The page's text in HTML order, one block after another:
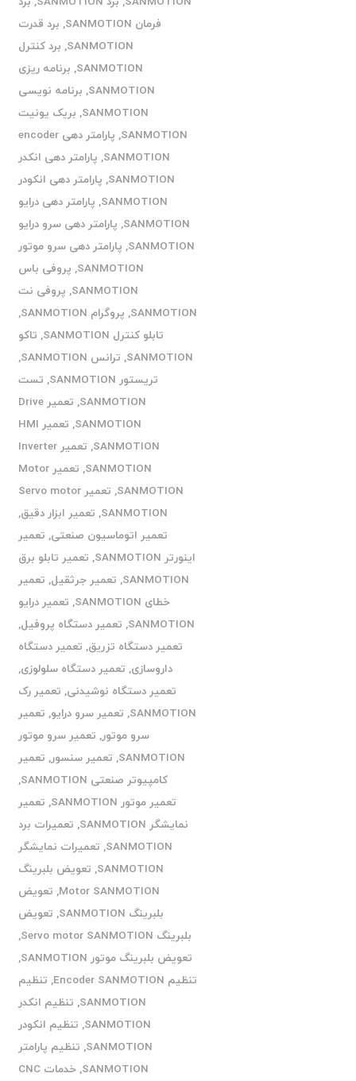
فرمان SANMOTION
, برد قدرت
SANMOTION
, برد کنترل
SANMOTION
, برنامه ریزی
SANMOTION
, برنامه نویسی
SANMOTION
, بریک یونیت
SANMOTION
,
پارامتر دهی encoder
SANMOTION
, پارامتر دهی انکدر
SANMOTION
, پارامتر دهی انکودر
SANMOTION
, پارامتر دهی درایو
SANMOTION
, پارامتر دهی سرو درایو
SANMOTION
, پارامتر دهی سرو موتور
SANMOTION
, پروفی باس
SANMOTION
, پروفی نت
SANMOTION
, پروگرام SANMOTION
,
تابلو کنترل SANMOTION
, تاکو
SANMOTION
, ترانس SANMOTION
,
تریستور SANMOTION
, تست
SANMOTION
,
تعمیر Drive
SANMOTION
,
تعمیر HMI
SANMOTION
,
تعمیر Inverter
SANMOTION
,
تعمیر Motor
SANMOTION
,
تعمیر Servo motor
SANMOTION
, تعمیر ابزار دقیق,
تعمیر اتوماسیون صنعتی, تعمیر
اینورتر SANMOTION
, تعمیر تابلو برق
SANMOTION
, تعمیر جرثقیل, تعمیر
خطای SANMOTION
, تعمیر درایو
SANMOTION
, تعمیر دستگاه پروفیل,
تعمیر دستگاه تزریق, تعمیر دستگاه
داروسازی, تعمیر دستگاه سلولوزی,
تعمیر دستگاه نوشیدنی, تعمیر رک
SANMOTION
, تعمیر سرو درایو, تعمیر
سرو موتور, تعمیر سرو موتور
SANMOTION
, تعمیر سنسور, تعمیر
کامپیوتر صنعتی SANMOTION
,
تعمیر موتور SANMOTION
, تعمیر
نمایشگر SANMOTION
, تعمیرات برد
SANMOTION
, تعمیرات نمایشگر
SANMOTION
, تعویض بلبرینگ
Motor SANMOTION
, تعویض
بلبرینگ SANMOTION
, تعویض
بلبرینگ Servo motor SANMOTION
,
تعویض بلبرینگ موتور SANMOTION
,
تنظیم Encoder SANMOTION
, تنظیم
SANMOTION
, تنظیم انکدر
SANMOTION
, تنظیم انکودر
SANMOTION
, تنظیم پارامتر
SANMOTION
, خدمات CNC